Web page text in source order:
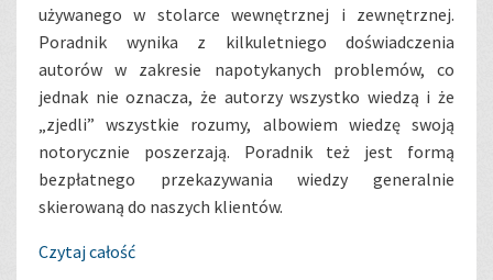
używanego w stolarce wewnętrznej i zewnętrznej.
Poradnik wynika z kilkuletniego doświadczenia
autorów w zakresie napotykanych problemów, co
jednak nie oznacza, że autorzy wszystko wiedzą i że
„zjedli” wszystkie rozumy, albowiem wiedzę swoją
notorycznie poszerzają. Poradnik też jest formą
bezpłatnego przekazywania wiedzy generalnie
skierowaną do naszych klientów.
Czytaj całość